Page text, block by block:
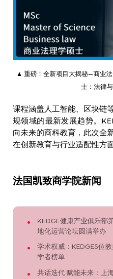
▲ 重磅！全新项目大揭秘—商业
士：法律
课程涵盖人工智能、区块链
规领域的最新发展趋势。
向未来的商科教育，此次全
在创新教育与行业适配性方
法国凯致商学院新闻
KEDGE健康产业俱乐部
地化运营论坛圆满举办
学术权威：KEDGE5位
学者榜单
共话迭代 赋能未来：上